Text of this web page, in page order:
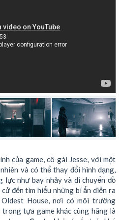
của game, cô gái Jesse, với một
và có thể thay đổi hình dạng,
lực như bay nhảy và di chuyển đồ
đến tìm hiểu những bí ẩn diễn ra
House, nơi có môi trường
tựa game khác cùng hãng là